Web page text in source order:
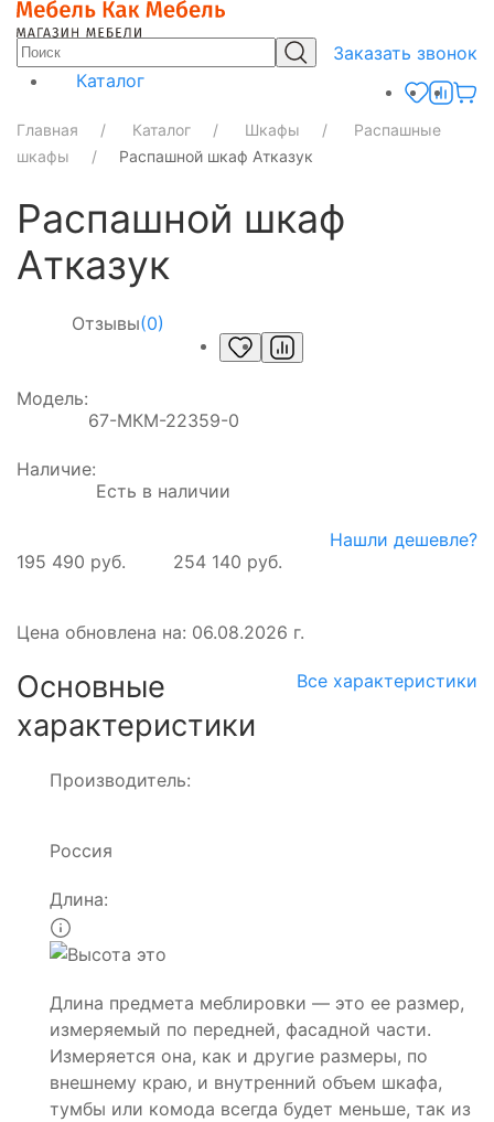
Заказать звонок
Каталог
Главная Каталог Шкафы
Распашные
шкафы
Распашной шкаф Атказук
Распашной шкаф
Атказук
Отзывы(0)
Модель:
67-МКМ-22359-0
Наличие:
Есть в наличии
195 490 руб. 254 140 руб.
Нашли дешевле?
Цена обновлена на: 06.08.2026 г.
Основные
характеристики
Все характеристики
Производитель:
Россия
Длина:
Длина предмета меблировки — это ее размер,
измеряемый по передней, фасадной части.
Измеряется она, как и другие размеры, по
внешнему краю, и внутренний объем шкафа,
тумбы или комода всегда будет меньше, так из